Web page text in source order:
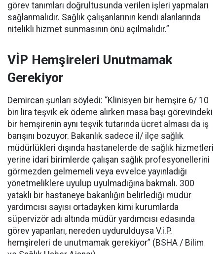
görev tanımları doğrultusunda verilen işleri yapmaları
sağlanmalıdır. Sağlık çalışanlarının kendi alanlarında
nitelikli hizmet sunmasının önü açılmalıdır.”
VİP Hemşireleri Unutmamak
Gerekiyor
Demircan şunları söyledi: “Klinisyen bir hemşire 6/ 10
bin lira teşvik ek ödeme alırken masa başı görevindeki
bir hemşirenin aynı teşvik tutarında ücret alması da iş
barışını bozuyor. Bakanlık sadece il/ ilçe sağlık
müdürlükleri dışında hastanelerde de sağlık hizmetleri
yerine idari birimlerde çalışan sağlık profesyonellerini
görmezden gelmemeli veya evvelce yayınladığı
yönetmeliklere uyulup uyulmadığına bakmalı. 300
yataklı bir hastaneye bakanlığın belirlediği müdür
yardımcısı sayısı ortadayken kimi kurumlarda
süpervizör adı altında müdür yardımcısı edasında
görev yapanları, nereden uydurulduysa V.i.P.
hemşireleri de unutmamak gerekiyor” (BSHA / Bilim